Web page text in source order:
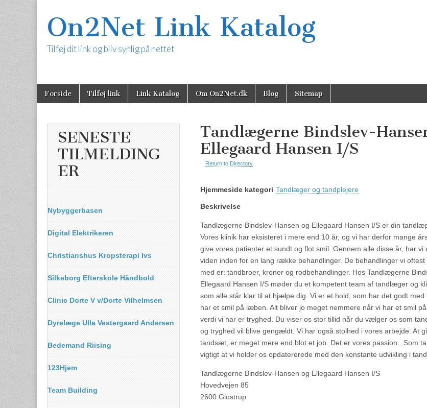
On2Net Link Katalog
Tilføj dit link og bliv synlig på nettet
Main
menu
Skip
Forside Tilføj link Link Katalog Om On2Net.dk Blog Sitemap
Tandlægerne Bindslev-
Ellegaard Hansen I/S
Return to Directory
Hjemmeside kategori Tandlæger og tandplejere
Beskrivelse
Tandlægerne Bindslev-Hansen og Ellegaard Hansen I/S er din
Vores klinik har eksisteret i mere end 10 år, og vi har derfor mange
give vores patienter et sundt og flot smil. Gennem alle disse år, har vi
viden inden for en lang række behandlinger. De behandlinger vi
med er: tandbroer, kroner og rodbehandlinger. Hos Tandlægerne
Ellegaard Hansen I/S møder du et kompetent team af tandlæger og
som alle står klar til at hjælpe dig. Vi er et hold, som har det godt med
har et smil på læben. Alt bliver jo meget nemmere når vi har et smil
verdi vi har er tryghed. Du viser os stor tillid når du vælger os som
og tryghed vil blive gengældt. Vi har også stolhed i vores arbejde: At
tandsæt, er meget mere end blot et job. Det er vores passion.. Som
vigtigt at vi holder os opdatererede med den konstante udvikling i
Tandlægerne Bindslev-Hansen og Ellegaard Hansen I/S
Hovedvejen 85
2600 Glostrup
SENESTE
TILMELDING
ER
Nybyggerbasen
Digital Elektrikeren
Christianshus Kropsterapi Ivs
Silkeborg Efterskole Håndbold
Clinic Dorte V v/Dorte Vilhelmsen
Dyrelæge Ulla Vestergaard Andersen
Bedemand Riising
123Hjem
Team Building